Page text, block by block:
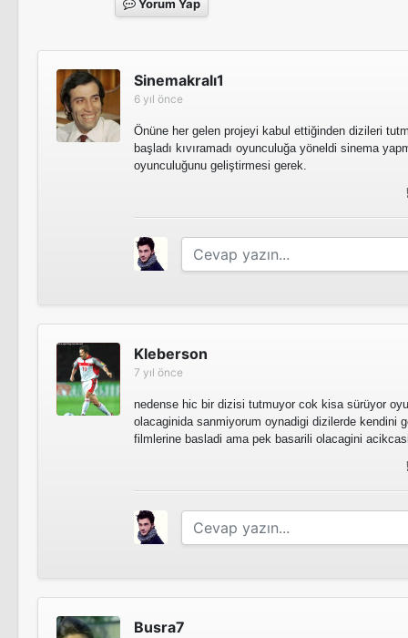
Yorum Yap
Sinemakralı1
6 yıl önce
Önüne her gelen projeyi kabul ettiğinden dizileri
başladı kıvıramadı oyunculuğa yöneldi sinema
oyunculuğunu geliştirmesi gerek.
Kleberson
7 yıl önce
nedense hic bir dizisi tutmuyor cok kisa sürüyor
olacaginida sanmiyorum oynadigi dizilerde kendini
filmlerine basladi ama pek basarili olacagini
Busra7